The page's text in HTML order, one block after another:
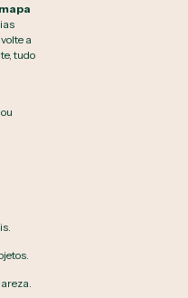
mapa
a
tudo